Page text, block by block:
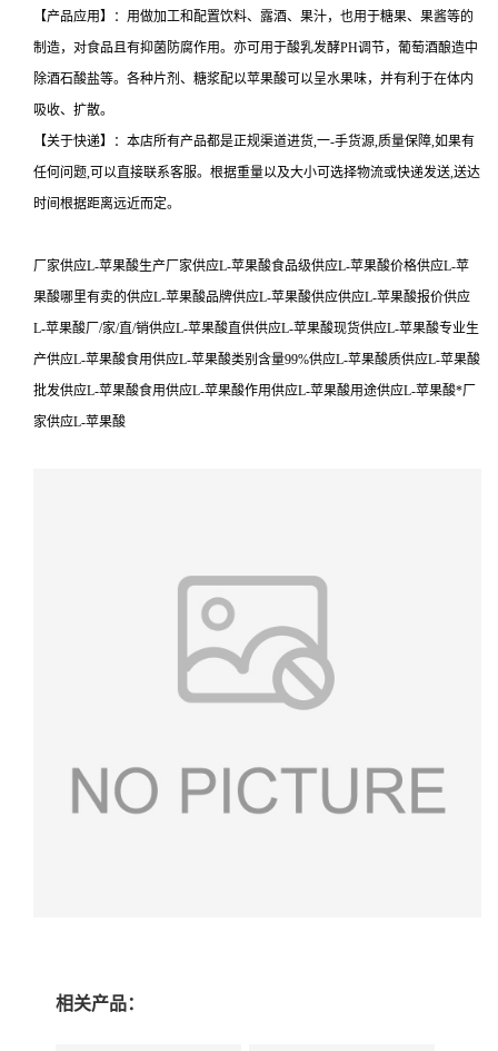
【产品应用】：用做加工和配置饮料、露酒、果汁，也用于糖果、果酱等的
制造，对食品且有抑菌防腐作用。亦可用于酸乳发酵PH调节，葡萄酒酿造中
除酒石酸盐等。各种片剂、糖浆配以苹果酸可以呈水果味，并有利于在体内
吸收、扩散。
【关于快递】：本店所有产品都是正规渠道进货,一-手货源,质量保障,如果有
任何问题,可以直接联系客服。根据重量以及大小可选择物流或快递发送,送达
时间根据距离远近而定。
厂家供应L-苹果酸生产厂家供应L-苹果酸食品级供应L-苹果酸价格供应L-苹
果酸哪里有卖的供应L-苹果酸品牌供应L-苹果酸供应供应L-苹果酸报价供应
L-苹果酸厂/家/直/销供应L-苹果酸直供供应L-苹果酸现货供应L-苹果酸专业生
产供应L-苹果酸食用供应L-苹果酸类别含量99%供应L-苹果酸质供应L-苹果酸
批发供应L-苹果酸食用供应L-苹果酸作用供应L-苹果酸用途供应L-苹果酸*厂
家供应L-苹果酸
相关产品：